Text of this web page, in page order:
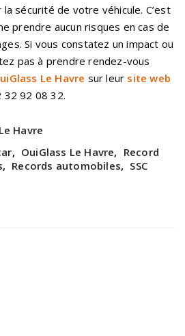
sécurité de votre véhicule. C’est
prendre aucun risques en cas de
Si vous constatez un impact ou
pas à prendre rendez-vous
Le Havre sur leur site web
32 92 08 32.
Havre
, OuiGlass Le Havre, Record
, Records automobiles, SSC